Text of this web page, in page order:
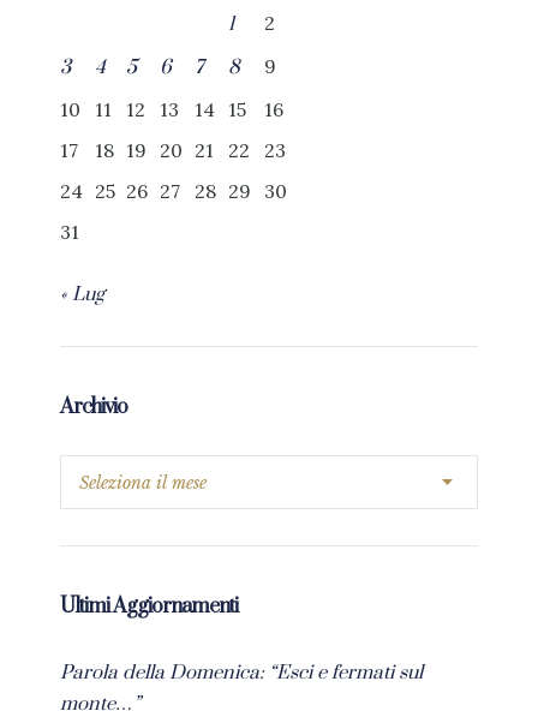
1
2
3
4 5 6 7 8
9
10
11 12 13 14 15
16
17
18 19 20 21 22
23
24 25 26 27 28 29
30
31
« Lug
Archivio
Ultimi Aggiornamenti
Parola della Domenica: “Esci e fermati sul
monte…”